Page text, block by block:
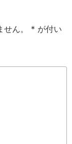
ん。 * が付い